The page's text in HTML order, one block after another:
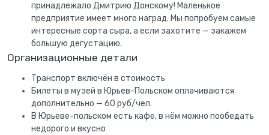
принадлежало Дмитрию Донскому! Маленькое
предприятие имеет много наград. Мы попробуем самые
интересные сорта сыра, а если захотите — закажем
большую дегустацию.
Организационные детали
Транспорт включён в стоимость
Билеты в музей в Юрьев-Польском оплачиваются
дополнительно — 60 руб/чел.
В Юрьеве-польском есть кафе, в нём можно пообедать
недорого и вкусно